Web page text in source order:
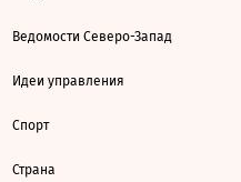
Ведомости Северо-Запад
Идеи управления
Спорт
Страна